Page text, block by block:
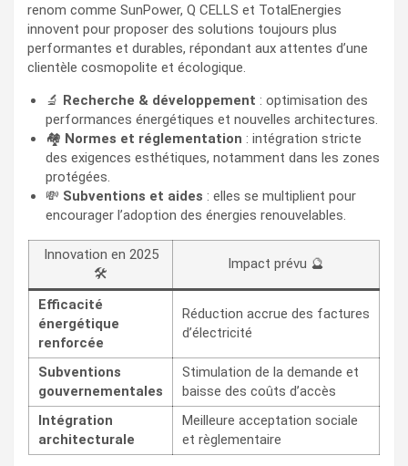
renom comme SunPower, Q CELLS et TotalEnergies
innovent pour proposer des solutions toujours plus
performantes et durables, répondant aux attentes d’une
clientèle cosmopolite et écologique.
🔬 Recherche & développement : optimisation des
performances énergétiques et nouvelles architectures.
🏘️ Normes et réglementation : intégration stricte
des exigences esthétiques, notamment dans les zones
protégées.
💸 Subventions et aides : elles se multiplient pour
encourager l’adoption des énergies renouvelables.
Innovation en 2025
🛠️
Impact prévu 🔮
Efficacité
énergétique
renforcée
Réduction accrue des factures
d’électricité
Subventions
gouvernementales
Stimulation de la demande et
baisse des coûts d’accès
Intégration
architecturale
Meilleure acceptation sociale
et règlementaire